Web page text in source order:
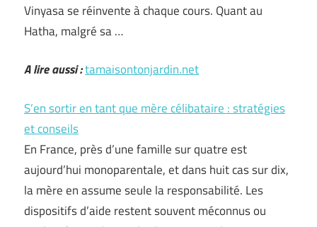
Vinyasa se réinvente à chaque cours. Quant au
Hatha, malgré sa …
A lire aussi :tamaisontonjardin.net
S’en sortir en tant que mère célibataire : stratégies
et conseils
En France, près d’une famille sur quatre est
aujourd’hui monoparentale, et dans huit cas sur dix,
la mère en assume seule la responsabilité. Les
dispositifs d’aide restent souvent méconnus ou